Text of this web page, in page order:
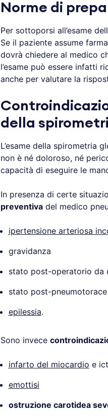
Norme di
Per sottoporsi all’esame
Se il paziente assume
dovrà chiedere al medico
l’esame può essere infatti
anche per valutare la
della
L’esame della spirometria
non è né doloroso, né
capacità di eseguire le
In presenza di certe
preventivadel medico
ipertensione arteriosa
gravidanza
stato post-operatorio da
stato post-
epilessia.
Sono invece
infarto del miocardio e
emottisi
ostruzione carotidea